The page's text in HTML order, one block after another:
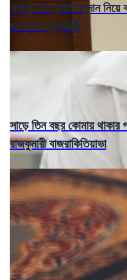
দুর্গাপুজোর পুজো অনুদান নিয়ে
জানালেন মুখ্যমন্ত্রী
সাড়ে তিন বছর কোমায় থাকার
রাজকুমারী বাজরাকিতিয়াভা